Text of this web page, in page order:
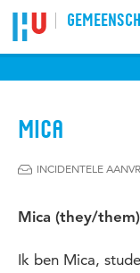
Spring naar pagina
MICA
INCIDENTELE
Mica (they/
Ik ben Mica,